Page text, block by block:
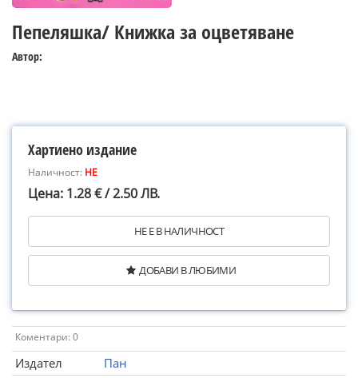
Пепеляшка/ Книжка за оцветяване
Автор:
Хартиено издание
Наличност: НЕ
Цена: 1.28 € / 2.50 ЛВ.
НЕ Е В НАЛИЧНОСТ
ДОБАВИ В ЛЮБИМИ
Коментари: 0
Издател
Пан